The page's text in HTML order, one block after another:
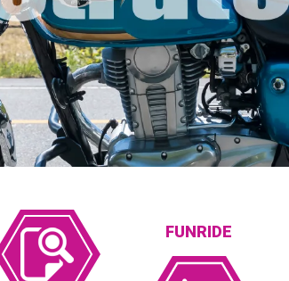
FUNRIDE